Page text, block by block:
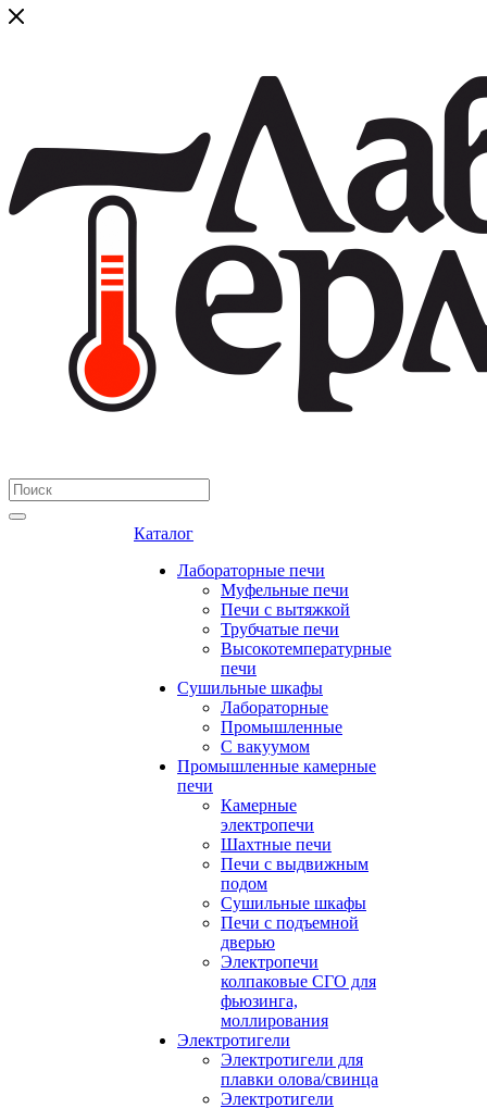
Каталог
Лабораторные печи
Муфельные печи
Печи с вытяжкой
Трубчатые печи
Высокотемпературные
печи
Сушильные шкафы
Лабораторные
Промышленные
С вакуумом
Промышленные камерные
печи
Камерные
электропечи
Шахтные печи
Печи с выдвижным
подом
Сушильные шкафы
Печи с подъемной
дверью
Электропечи
колпаковые СГО для
фьюзинга,
моллирования
Электротигели
Электротигели для
плавки олова/свинца
Электротигели